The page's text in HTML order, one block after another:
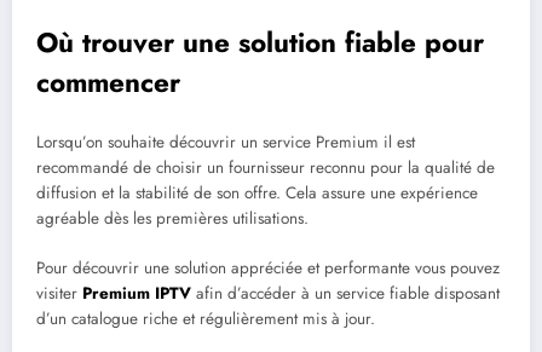
Où trouver une solution fiable pour
commencer
Lorsqu’on souhaite découvrir un service Premium il est
recommandé de choisir un fournisseur reconnu pour la qualité de
diffusion et la stabilité de son offre. Cela assure une expérience
agréable dès les premières utilisations.
Pour découvrir une solution appréciée et performante vous pouvez
visiter Premium IPTV afin d’accéder à un service fiable disposant
d’un catalogue riche et régulièrement mis à jour.